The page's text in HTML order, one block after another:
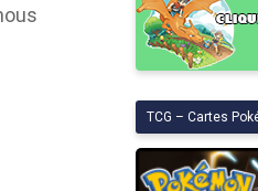
TCG – Cartes